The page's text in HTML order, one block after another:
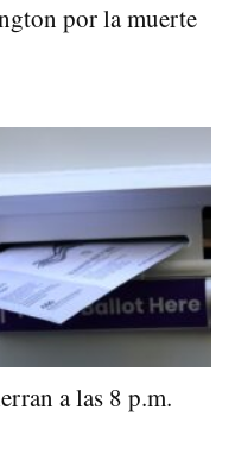
por la muerte
a las 8 p.m.